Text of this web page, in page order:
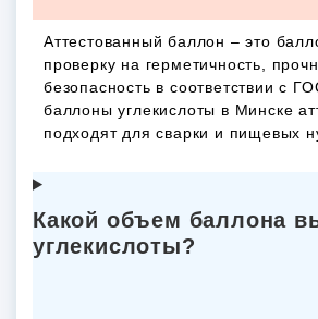
Аттестованный баллон – это
проверку на герметичность,
безопасность в соответствии с
баллоны углекислоты в Минске
подходят для сварки и пищевых
Какой объем баллона
углекислоты?